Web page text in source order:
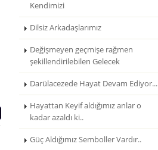
Kendimizi
Dilsiz Arkadaşlarımız
Değişmeyen geçmişe rağmen
şekillendirilebilen Gelecek
Darülacezede Hayat Devam Ediyor...
Hayattan Keyif aldığımız anlar o
kadar azaldı ki..
Güç Aldığımız Semboller Vardır..